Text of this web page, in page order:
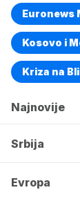
Euronews
Kosovo i
Kriza na
Najnovije
Srbija
Evropa
Izbori u